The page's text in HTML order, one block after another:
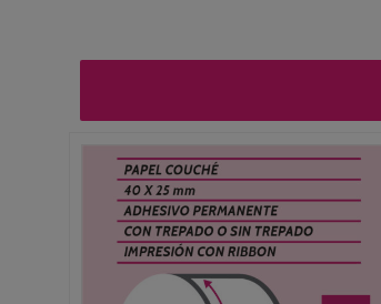
SELECCIONAR OPCIONES
/